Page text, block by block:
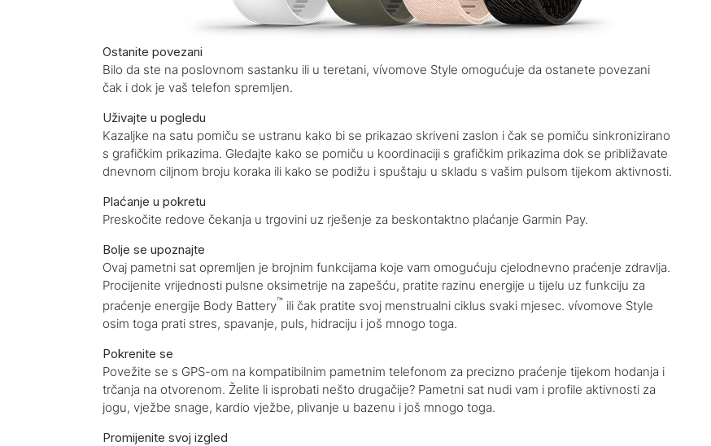
Ostanite povezani
Bilo da ste na poslovnom sastanku ili u teretani, vívomove Style omogućuje da ostanete povezani
čak i dok je vaš telefon spremljen.
Uživajte u pogledu
Kazaljke na satu pomiču se ustranu kako bi se prikazao skriveni zaslon i čak se pomiču sinkronizirano
s grafičkim prikazima. Gledajte kako se pomiču u koordinaciji s grafičkim prikazima dok se približavate
dnevnom ciljnom broju koraka ili kako se podižu i spuštaju u skladu s vašim pulsom tijekom aktivnosti.
Plaćanje u pokretu
Preskočite redove čekanja u trgovini uz rješenje za beskontaktno plaćanje Garmin Pay.
Bolje se upoznajte
Ovaj pametni sat opremljen je brojnim funkcijama koje vam omogućuju cjelodnevno praćenje zdravlja.
Procijenite vrijednosti pulsne oksimetrije na zapešću, pratite razinu energije u tijelu uz funkciju za
praćenje energije Body Battery™ ili čak pratite svoj menstrualni ciklus svaki mjesec. vívomove Style
osim toga prati stres, spavanje, puls, hidraciju i još mnogo toga.
Pokrenite se
Povežite se s GPS-om na kompatibilnim pametnim telefonom za precizno praćenje tijekom hodanja i
trčanja na otvorenom. Želite li isprobati nešto drugačije? Pametni sat nudi vam i profile aktivnosti za
jogu, vježbe snage, kardio vježbe, plivanje u bazenu i još mnogo toga.
Promijenite svoj izgled